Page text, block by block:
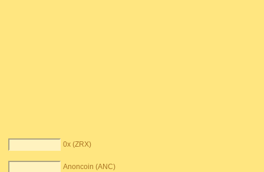
0x (ZRX)
Anoncoin (ANC)